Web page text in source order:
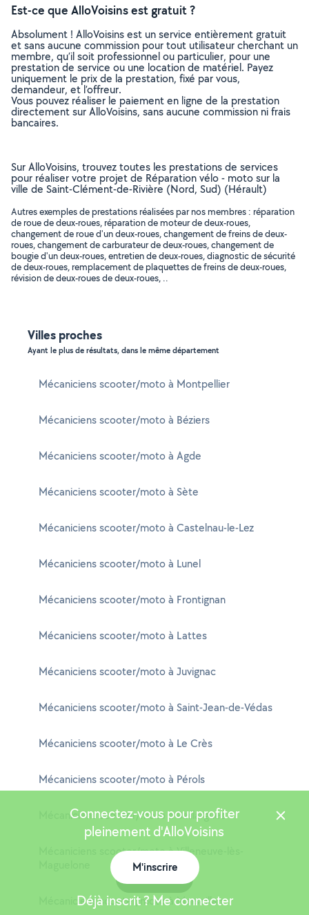
Est-ce que AlloVoisins est gratuit ?
Absolument ! AlloVoisins est un service entièrement gratuit
et sans aucune commission pour tout utilisateur cherchant un
membre, qu’il soit professionnel ou particulier, pour une
prestation de service ou une location de matériel. Payez
uniquement le prix de la prestation, fixé par vous,
demandeur, et l’offreur.
Vous pouvez réaliser le paiement en ligne de la prestation
directement sur AlloVoisins, sans aucune commission ni frais
bancaires.
Sur AlloVoisins, trouvez toutes les prestations de services
pour réaliser votre projet de Réparation vélo - moto sur la
ville de Saint-Clément-de-Rivière (Nord, Sud) (Hérault)
Autres exemples de prestations réalisées par nos membres : réparation
de roue de deux-roues, réparation de moteur de deux-roues,
changement de roue d'un deux-roues, changement de freins de deux-
roues, changement de carburateur de deux-roues, changement de
bougie d'un deux-roues, entretien de deux-roues, diagnostic de sécurité
de deux-roues, remplacement de plaquettes de freins de deux-roues,
révision de deux-roues de deux-roues, ..
Villes proches
Ayant le plus de résultats, dans le même département
Mécaniciens scooter/moto à Montpellier
Mécaniciens scooter/moto à Béziers
Mécaniciens scooter/moto à Agde
Mécaniciens scooter/moto à Sète
Mécaniciens scooter/moto à Castelnau-le-Lez
Mécaniciens scooter/moto à Lunel
Mécaniciens scooter/moto à Frontignan
Mécaniciens scooter/moto à Lattes
Mécaniciens scooter/moto à Juvignac
Mécaniciens scooter/moto à Saint-Jean-de-Védas
Mécaniciens scooter/moto à Le Crès
Mécaniciens scooter/moto à Pérols
Mécaniciens scooter/moto à Baillargues
Mécaniciens scooter/moto à Villeneuve-lès-
Mécaniciens scooter/moto à Marseillan
Connectez-vous pour profiter
pleinement d'AlloVoisins
M'inscrire
Déjà inscrit ? Me connecter